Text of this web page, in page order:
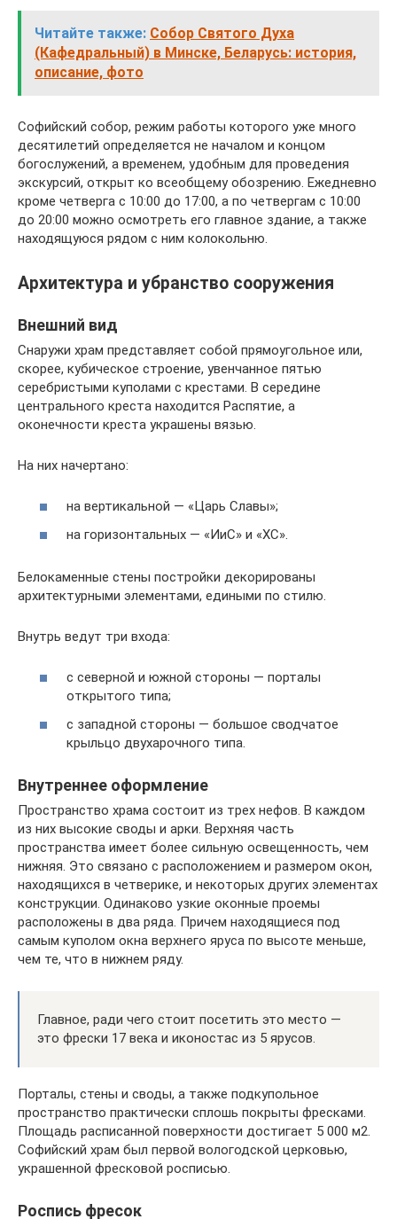
Читайте также: Собор Святого Духа
(Кафедральный) в Минске, Беларусь: история,
описание, фото
Софийский собор, режим работы которого уже много
десятилетий определяется не началом и концом
богослужений, а временем, удобным для проведения
экскурсий, открыт ко всеобщему обозрению. Ежедневно
кроме четверга с 10:00 до 17:00, а по четвергам с 10:00
до 20:00 можно осмотреть его главное здание, а также
находящуюся рядом с ним колокольню.
Архитектура и убранство сооружения
Внешний вид
Снаружи храм представляет собой прямоугольное или,
скорее, кубическое строение, увенчанное пятью
серебристыми куполами с крестами. В середине
центрального креста находится Распятие, а
оконечности креста украшены вязью.
На них начертано:
на вертикальной — «Царь Славы»;
на горизонтальных — «ИиС» и «ХС».
Белокаменные стены постройки декорированы
архитектурными элементами, едиными по стилю.
Внутрь ведут три входа:
с северной и южной стороны — порталы
открытого типа;
с западной стороны — большое сводчатое
крыльцо двухарочного типа.
Внутреннее оформление
Пространство храма состоит из трех нефов. В каждом
из них высокие своды и арки. Верхняя часть
пространства имеет более сильную освещенность, чем
нижняя. Это связано с расположением и размером окон,
находящихся в четверике, и некоторых других элементах
конструкции. Одинаково узкие оконные проемы
расположены в два ряда. Причем находящиеся под
самым куполом окна верхнего яруса по высоте меньше,
чем те, что в нижнем ряду.
Главное, ради чего стоит посетить это место —
это фрески 17 века и иконостас из 5 ярусов.
Порталы, стены и своды, а также подкупольное
пространство практически сплошь покрыты фресками.
Площадь расписанной поверхности достигает 5 000 м2.
Софийский храм был первой вологодской церковью,
украшенной фресковой росписью.
Роспись фресок